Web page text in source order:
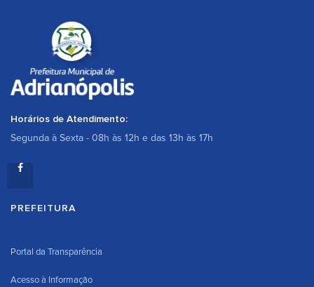
Horários de Atendimento:
Segunda à Sexta - 08h às 12h e das 13h às 17h
PREFEITURA
Portal da Transparência
Acesso à Informação